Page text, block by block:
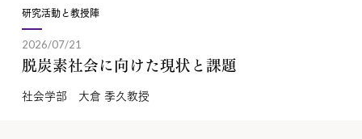
研究活動と教授陣
2026/07/21
脱炭素社会に向けた現状と課題
社会学部 大倉 季久教授